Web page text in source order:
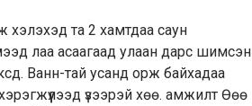
та 2 хамтдаа саун
лаа асаагаад улаан дарс шимсэн
Ванн-тай усанд орж байхадаа
үзээрэй хөө. амжилт Өөө